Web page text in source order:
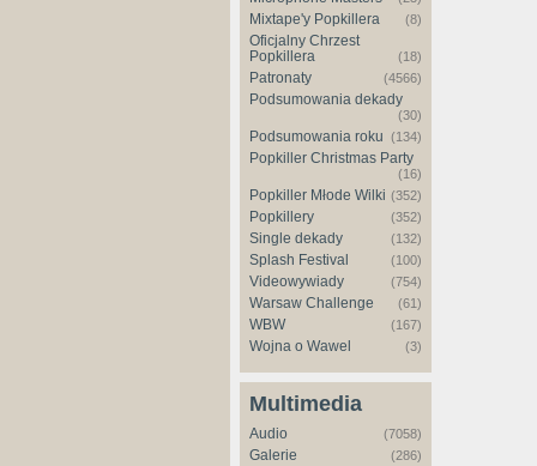
Mixtape'y Popkillera (8)
Oficjalny Chrzest
Popkillera
(18)
Patronaty (4566)
Podsumowania dekady
(30)
Podsumowania roku (134)
Popkiller Christmas Party
(16)
Popkiller Młode Wilki (352)
Popkillery (352)
Single dekady (132)
Splash Festival (100)
Videowywiady (754)
Warsaw Challenge (61)
WBW (167)
Wojna o Wawel (3)
Multimedia
Audio (7058)
Galerie (286)